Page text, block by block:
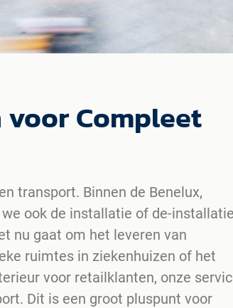
Compleet
transport. Binnen de Benelux,
ook de installatie of de-installatie
nu gaat om het leveren van
ruimtes in ziekenhuizen of het
voor retailklanten, onze
Dit is een groot pluspunt voor